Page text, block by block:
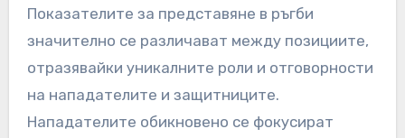
Показателите за представяне в ръгби
значително се различават между позициите,
отразявайки уникалните роли и отговорности
на нападателите и защитниците.
Нападателите обикновено се фокусират